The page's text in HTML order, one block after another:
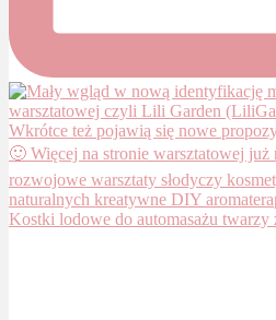
Kostki lodowe do automasażu twarzy